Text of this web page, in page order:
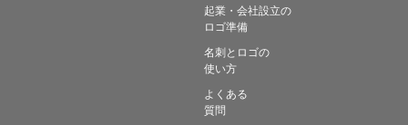
起業・会社設立の
ロゴ準備
名刺とロゴの
使い方
よくある
質問